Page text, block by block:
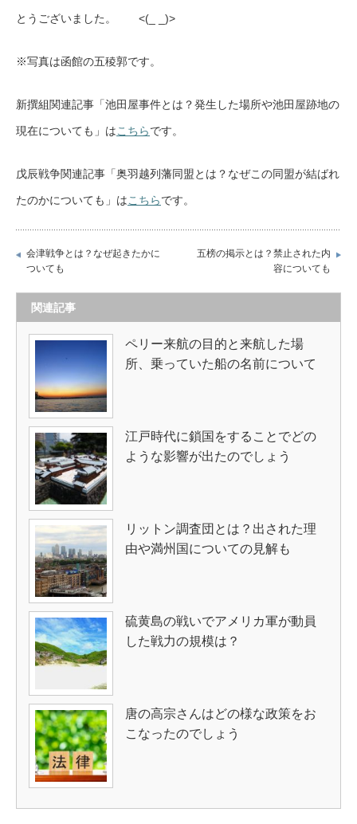
とうございました。 <(_ _)>
※写真は函館の五稜郭です。
新撰組関連記事「池田屋事件とは？発生した場所や池田屋跡地の
現在についても」はこちらです。
戊辰戦争関連記事「奥羽越列藩同盟とは？なぜこの同盟が結ばれ
たのかについても」はこちらです。
会津戦争とは？なぜ起きたかに
ついても
五榜の掲示とは？禁止された内
容についても
関連記事
ペリー来航の目的と来航した場
所、乗っていた船の名前について
江戸時代に鎖国をすることでどの
ような影響が出たのでしょう
リットン調査団とは？出された理
由や満州国についての見解も
硫黄島の戦いでアメリカ軍が動員
した戦力の規模は？
唐の高宗さんはどの様な政策をお
こなったのでしょう